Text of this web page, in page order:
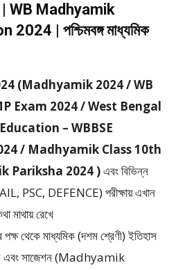
WB Madhyamik
| পশ্চিমবঙ্গ মাধ্যমিক
2024 (Madhyamik 2024 / WB
Exam 2024 / West Bengal
– WBBSE
/ Madhyamik Class 10th
Pariksha 2024 )এবং বিভিন্ন
PSC, DEFENCE) পরীক্ষায় এখান
মাথায় রেখে
থেকে মাধ্যমিক (দশম শ্রেণী) ইতিহাস
এবং সাজেশন (Madhyamik